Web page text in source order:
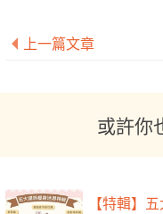
上一篇文章
或許你
【特輯】